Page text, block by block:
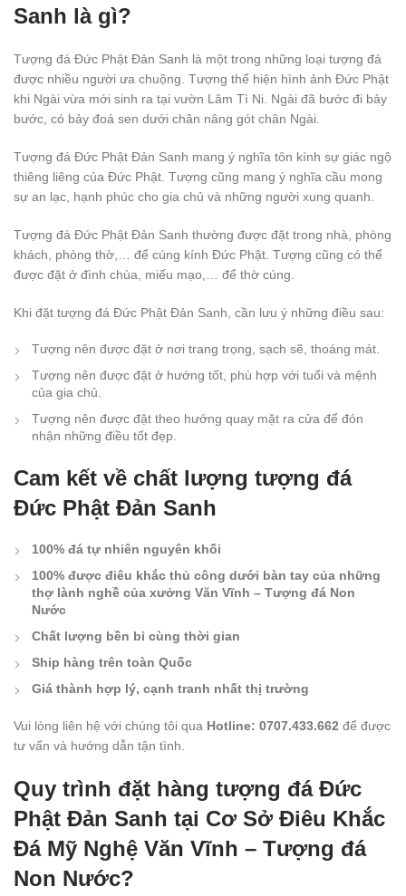
Sanh là gì?
Tượng đá Đức Phật Đản Sanh là một trong những loại tượng đá
được nhiều người ưa chuộng. Tượng thể hiện hình ảnh Đức Phật
khi Ngài vừa mới sinh ra tại vườn Lâm Tì Ni. Ngài đã bước đi bảy
bước, có bảy đoá sen dưới chân nâng gót chân Ngài.
Tượng đá Đức Phật Đản Sanh mang ý nghĩa tôn kính sự giác ngộ
thiêng liêng của Đức Phật. Tượng cũng mang ý nghĩa cầu mong
sự an lạc, hạnh phúc cho gia chủ và những người xung quanh.
Tượng đá Đức Phật Đản Sanh thường được đặt trong nhà, phòng
khách, phòng thờ,… để cúng kính Đức Phật. Tượng cũng có thể
được đặt ở đình chùa, miếu mạo,… để thờ cúng.
Khi đặt tượng đá Đức Phật Đản Sanh, cần lưu ý những điều sau:
Tượng nên được đặt ở nơi trang trọng, sạch sẽ, thoáng mát.
Tượng nên được đặt ở hướng tốt, phù hợp với tuổi và mệnh
của gia chủ.
Tượng nên được đặt theo hướng quay mặt ra cửa để đón
nhận những điều tốt đẹp.
Cam kết về chất lượng tượng đá
Đức Phật Đản Sanh
100% đá tự nhiên nguyên khối
100% được điêu khắc thủ công dưới bàn tay của những
thợ lành nghề của xưởng Văn Vĩnh – Tượng đá Non
Nước
Chất lượng bền bỉ cùng thời gian
Ship hàng trên toàn Quốc
Giá thành hợp lý, cạnh tranh nhất thị trường
Vui lòng liên hệ với chúng tôi qua Hotline: 0707.433.662 để được
tư vấn và hướng dẫn tận tình.
Quy trình đặt hàng tượng đá Đức
Phật Đản Sanh tại Cơ Sở Điêu Khắc
Đá Mỹ Nghệ Văn Vĩnh – Tượng đá
Non Nước?